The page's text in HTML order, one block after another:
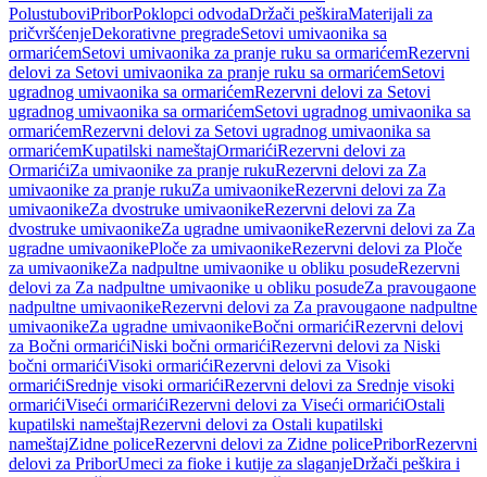
PolustuboviPriborPoklopci odvodaDržači peškiraMaterijali za
pričvršćenjeDekorativne pregradeSetovi umivaonika sa
ormarićemSetovi umivaonika za pranje ruku sa ormarićemRezervni
delovi za Setovi umivaonika za pranje ruku sa ormarićemSetovi
ugradnog umivaonika sa ormarićemRezervni delovi za Setovi
ugradnog umivaonika sa ormarićemSetovi ugradnog umivaonika sa
ormarićemRezervni delovi za Setovi ugradnog umivaonika sa
ormarićemKupatilski nameštajOrmarićiRezervni delovi za
OrmarićiZa umivaonike za pranje rukuRezervni delovi za Za
umivaonike za pranje rukuZa umivaonikeRezervni delovi za Za
umivaonikeZa dvostruke umivaonikeRezervni delovi za Za
dvostruke umivaonikeZa ugradne umivaonikeRezervni delovi za Za
ugradne umivaonikePloče za umivaonikeRezervni delovi za Ploče
za umivaonikeZa nadpultne umivaonike u obliku posudeRezervni
delovi za Za nadpultne umivaonike u obliku posudeZa pravougaone
nadpultne umivaonikeRezervni delovi za Za pravougaone nadpultne
umivaonikeZa ugradne umivaonikeBočni ormarićiRezervni delovi
za Bočni ormarićiNiski bočni ormarićiRezervni delovi za Niski
bočni ormarićiVisoki ormarićiRezervni delovi za Visoki
ormarićiSrednje visoki ormarićiRezervni delovi za Srednje visoki
ormarićiViseći ormarićiRezervni delovi za Viseći ormarićiOstali
kupatilski nameštajRezervni delovi za Ostali kupatilski
nameštajZidne policeRezervni delovi za Zidne policePriborRezervni
delovi za PriborUmeci za fioke i kutije za slaganjeDržači peškira i